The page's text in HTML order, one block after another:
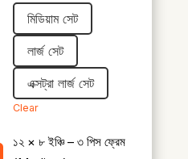
৳ 3,750.00মিডিয়াম সেট
লার্জ সেট
এক্সট্রা লার্জ সেট
Clear
১২ × ৮ ইঞ্চি – ৩ পিস ফ্রেম